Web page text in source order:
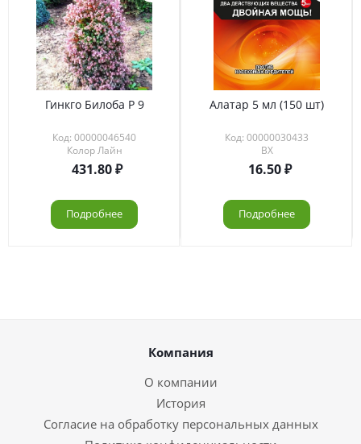
Гинкго Билоба Р 9
Код: 00000046540
Колор Лайн
431.80
Подробнее
Алатар 5 мл (150 шт)
Код: 00000030433
ВХ
16.50
Подробнее
Компания
О компании
История
Согласие на обработку персональных данных